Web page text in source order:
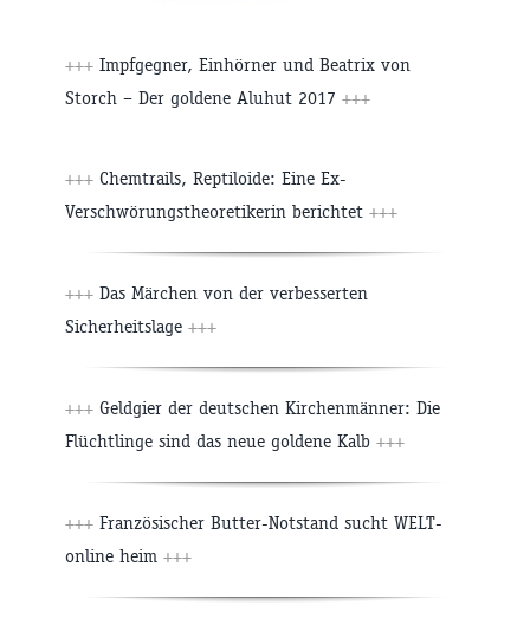
+++ Impfgegner, Einhörner und Beatrix von
Storch – Der goldene Aluhut 2017 +++
+++ Chemtrails, Reptiloide: Eine Ex-
Verschwörungstheoretikerin berichtet +++
+++ Das Märchen von der verbesserten
Sicherheitslage +++
+++ Geldgier der deutschen Kirchenmänner: Die
Flüchtlinge sind das neue goldene Kalb +++
+++ Französischer Butter-Notstand sucht WELT-
online heim +++